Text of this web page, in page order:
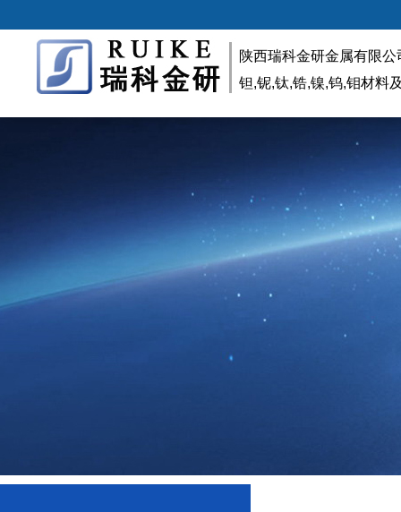
陕西瑞科金研金属有限公
钽,铌,钛,锆,镍,钨,钼材料